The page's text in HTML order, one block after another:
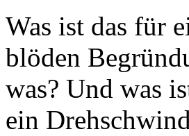
Was ist das für
blöden
was? Und was
ein